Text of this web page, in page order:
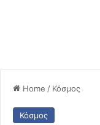
Home / Κόσμος
Κόσμος